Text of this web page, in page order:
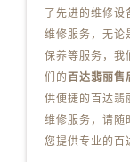
了先进的维修
维修服务，无论
保养等服务，我
们的 百达翡丽售
供便捷的百达翡
维修服务，请随
您提供专业的百